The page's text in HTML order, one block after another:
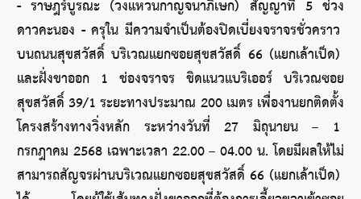
- ราษฎร์บูรณะ (วงแหวนกาญจนาภิเษก) สัญญาที่ 5 ช่วง
ดาวคะนอง - ครุใน มีความจำเป็นต้องปิดเบี่ยงจราจรชั่วคราว
บนถนนสุขสวัสดิ์ บริเวณแยกซอยสุขสวัสดิ์ 66 (แยกเล้าเป็ด)
และฝั่งขาออก 1 ช่องจราจร ชิดแนวแบริเออร์ บริเวณซอย
สุขสวัสดิ์ 39/1 ระยะทางประมาณ 200 เมตร เพื่องานยกติดตั้ง
โครงสร้างทางวิ่งหลัก ระหว่างวันที่ 27 มิถุนายน – 1
กรกฎาคม 2568 เฉพาะเวลา 22.00 – 04.00 น. โดยมีผลให้ไม่
สามารถสัญจรผ่านบริเวณแยกซอยสุขสวัสดิ์ 66 (แยกเล้าเป็ด)